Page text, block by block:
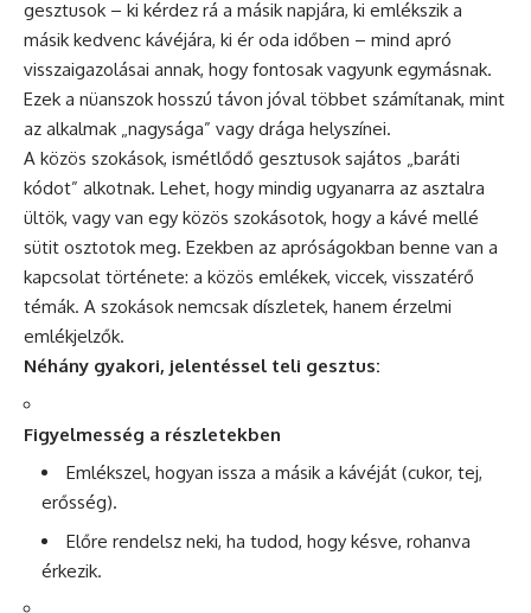
gesztusok – ki kérdez rá a másik napjára, ki emlékszik a
másik kedvenc kávéjára, ki ér oda időben – mind apró
visszaigazolásai annak, hogy fontosak vagyunk egymásnak.
Ezek a nüanszok hosszú távon jóval többet számítanak, mint
az alkalmak „nagysága” vagy drága helyszínei.
A közös szokások, ismétlődő gesztusok sajátos „baráti
kódot” alkotnak. Lehet, hogy mindig ugyanarra az asztalra
ültök, vagy van egy közös szokásotok, hogy a kávé mellé
sütit osztotok meg. Ezekben az apróságokban benne van a
kapcsolat története: a közös emlékek, viccek, visszatérő
témák. A szokások nemcsak díszletek, hanem érzelmi
emlékjelzők.
Néhány gyakori, jelentéssel teli gesztus:
Figyelmesség a részletekben
Emlékszel, hogyan issza a másik a kávéját (cukor, tej,
erősség).
Előre rendelsz neki, ha tudod, hogy késve, rohanva
érkezik.